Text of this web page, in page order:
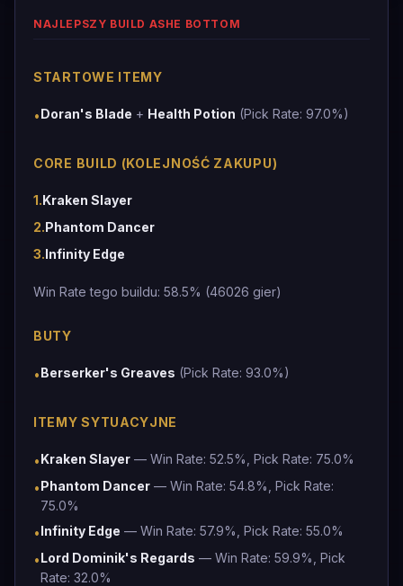
NAJLEPSZY BUILD ASHE BOTTOM
STARTOWE ITEMY
•Doran's Blade + Health Potion (Pick Rate: 97.0%)
CORE BUILD (KOLEJNOŚĆ ZAKUPU)
1.Kraken Slayer
2.Phantom Dancer
3.Infinity Edge
Win Rate tego buildu: 58.5% (46026 gier)
BUTY
•Berserker's Greaves (Pick Rate: 93.0%)
ITEMY SYTUACYJNE
•Kraken Slayer — Win Rate: 52.5%, Pick Rate: 75.0%
•Phantom Dancer — Win Rate: 54.8%, Pick Rate:
75.0%
•Infinity Edge — Win Rate: 57.9%, Pick Rate: 55.0%
•Lord Dominik's Regards — Win Rate: 59.9%, Pick
Rate: 32.0%